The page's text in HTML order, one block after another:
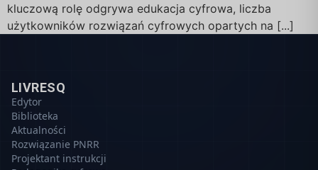
kluczową rolę odgrywa edukacja cyfrowa, liczba
użytkowników rozwiązań cyfrowych opartych na [...]
LIVRESQ
Edytor
Biblioteka
Aktualności
Rozwiązanie PNRR
Projektant instrukcji